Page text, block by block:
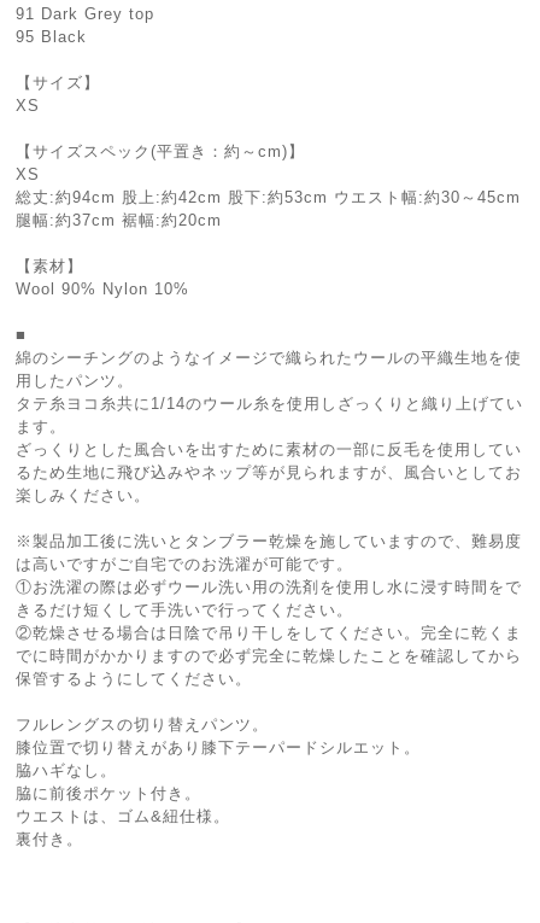
91 Dark Grey top
95 Black
【サイズ】
XS
【サイズスペック(平置き：約～cm)】
XS
総丈:約94cm 股上:約42cm 股下:約53cm ウエスト幅:約30～45cm
腿幅:約37cm 裾幅:約20cm
【素材】
Wool 90% Nylon 10%
■
綿のシーチングのようなイメージで織られたウールの平織⽣地を使
用したパンツ。
タテ⽷ヨコ⽷共に1/14のウール⽷を使⽤しざっくりと織り上げてい
ます。
ざっくりとした⾵合いを出すために素材の⼀部に反⽑を使⽤してい
るため⽣地に⾶び込みやネップ等が⾒られますが、風合いとしてお
楽しみください。
※製品加⼯後に洗いとタンブラー乾燥を施していますので、難易度
は⾼いですがご⾃宅でのお洗濯が可能です。
①お洗濯の際は必ずウール洗い⽤の洗剤を使⽤し⽔に浸す時間をで
きるだけ短くして⼿洗いで⾏ってください。
②乾燥させる場合は⽇陰で吊り⼲しをしてください。完全に乾くま
でに時間がかかりますので必ず完全に乾燥したことを確認してから
保管するようにしてください。
フルレングスの切り替えパンツ。
膝位置で切り替えがあり膝下テーパードシルエット。
脇ハギなし。
脇に前後ポケット付き。
ウエストは、ゴム&紐仕様。
裏付き。